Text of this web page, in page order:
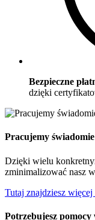
Bezpieczne
dzięki
Pracujemy
Dzięki wielu
zminimalizować nasz
Tutaj znajdziesz
Potrzebujesz